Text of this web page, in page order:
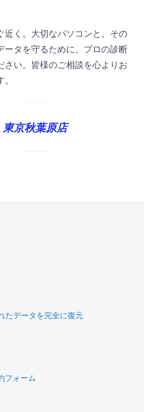
近く。大切なパソコンと、その
ータを守るために、プロの診断
さい。皆様のご相談を心よりお
東京秋葉原店
たデータを完全に復元
フォーム